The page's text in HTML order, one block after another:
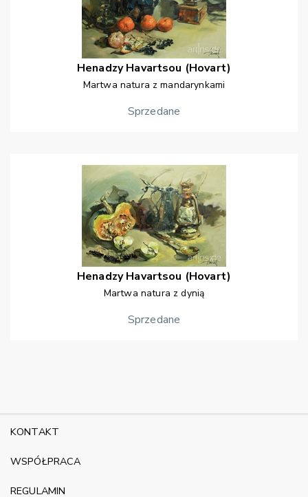
Henadzy Havartsou (Hovart)
Martwa natura z mandarynkami
Sprzedane
Henadzy Havartsou (Hovart)
Martwa natura z dynią
Sprzedane
KONTAKT
WSPÓŁPRACA
REGULAMIN